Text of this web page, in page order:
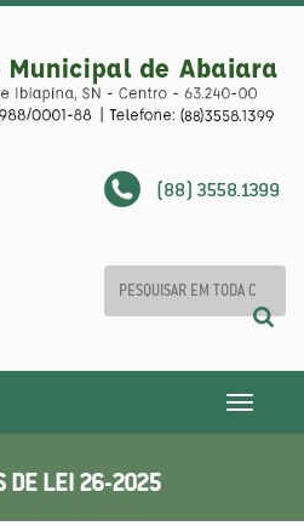
(88) 3558.1399
Toggle
DE LEI 26-2025